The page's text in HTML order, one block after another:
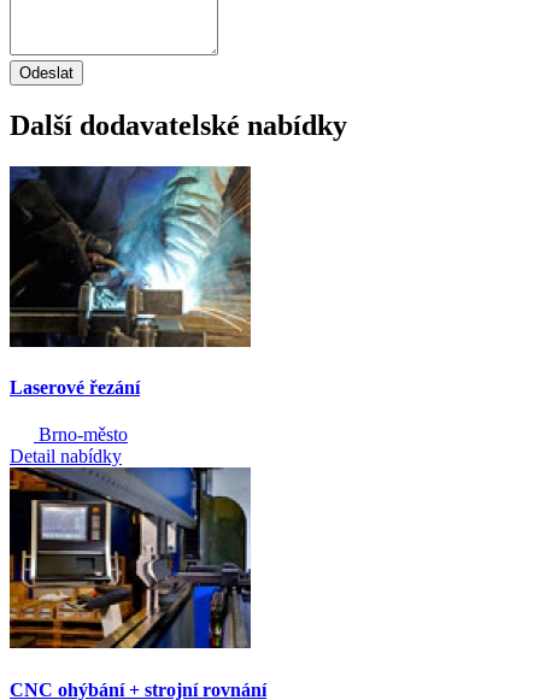
Odeslat
Další dodavatelské nabídky
Laserové řezání
Brno-město
Detail nabídky
CNC ohýbání + strojní rovnání